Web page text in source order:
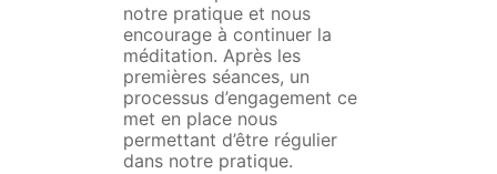
notre pratique et nous
encourage à continuer la
méditation. Après les
premières séances, un
processus d’engagement ce
met en place nous
permettant d’être régulier
dans notre pratique.